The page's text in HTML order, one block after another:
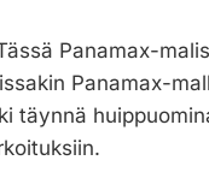
Panamax-
Panamax-
täynnä